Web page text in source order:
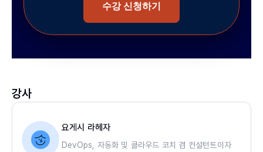
수강 신청하기
강사
요게시 라헤자
DevOps, 자동화 및 클라우드 코치 겸 컨설턴트이자